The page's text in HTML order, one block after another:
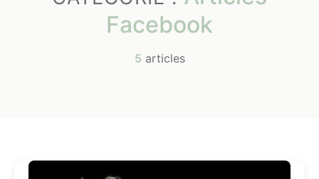
Facebook
5 articles